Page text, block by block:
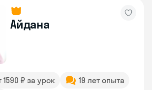
Айдана
1590 ₽ за урок
19 лет опыта